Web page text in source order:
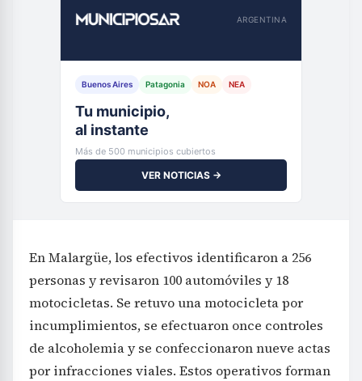
ARGENTINA
Buenos Aires Patagonia NOA NEA
Tu municipio,
al instante
Más de 500 municipios cubiertos
VER NOTICIAS →
En Malargüe, los efectivos identificaron a 256
personas y revisaron 100 automóviles y 18
motocicletas. Se retuvo una motocicleta por
incumplimientos, se efectuaron once controles
de alcoholemia y se confeccionaron nueve actas
por infracciones viales. Estos operativos forman